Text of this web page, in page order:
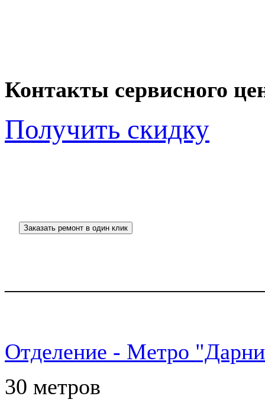
Контакты сервисного
Получить скидку
Отделение - Метро
30 метров